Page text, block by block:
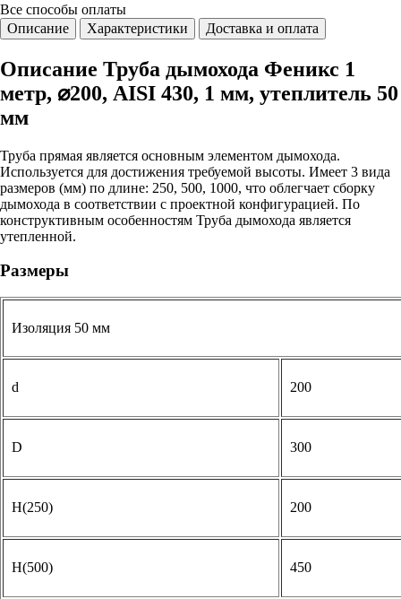
Все способы оплаты
Описание
Характеристики Доставка и оплата
Описание Труба дымохода Феникс 1
метр, ⌀200, AISI 430, 1 мм, утеплитель 50
мм
Труба прямая является основным элементом дымохода.
Используется для достижения требуемой высоты. Имеет 3 вида
размеров (мм) по длине: 250, 500, 1000, что облегчает сборку
дымохода в соответствии с проектной конфигурацией. По
конструктивным особенностям Труба дымохода является
утепленной.
Размеры
Изоляция 50 мм
d 200
D 300
H(250) 200
H(500) 450